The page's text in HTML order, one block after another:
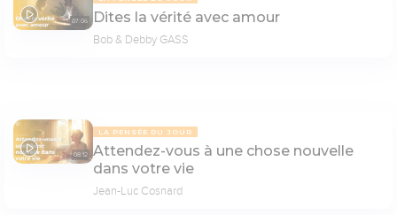
07:06 Dites la vérité avec amour
Bob & Debby GASS
08:12
LA PENSÉE DU JOUR
Attendez-vous à une chose nouvelle
dans votre vie
Jean-Luc Cosnard